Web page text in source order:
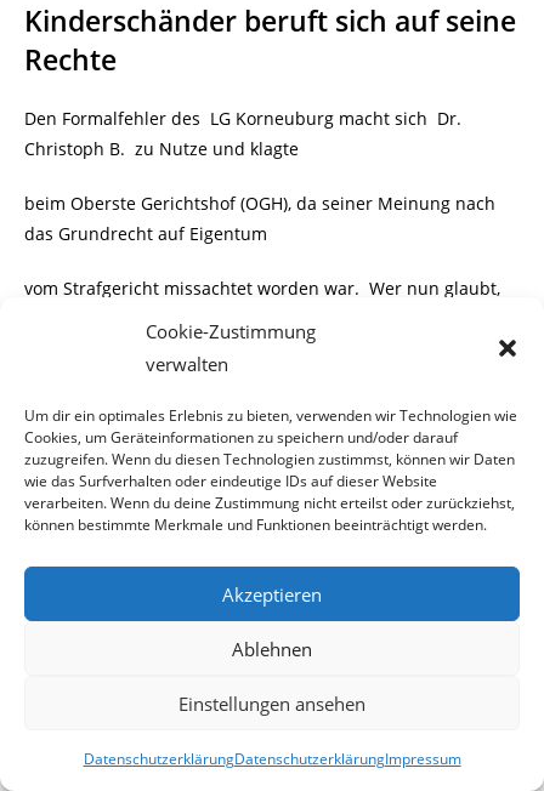
Cookie-Zustimmung
verwalten
Um dir ein optimales Erlebnis zu bieten, verwenden wir Technologien wie
Cookies, um Geräteinformationen zu speichern und/oder darauf
zuzugreifen. Wenn du diesen Technologien zustimmst, können wir Daten
wie das Surfverhalten oder eindeutige IDs auf dieser Website
verarbeiten. Wenn du deine Zustimmung nicht erteilst oder zurückziehst,
können bestimmte Merkmale und Funktionen beeinträchtigt werden.
Akzeptieren
Ablehnen
Einstellungen ansehen
DatenschutzerklärungDatenschutzerklärungImpressum
Kinderschänder beruft sich auf seine
Rechte
Den Formalfehler des LG Korneuburg macht sich Dr.
Christoph B. zu Nutze und klagte
beim Oberste Gerichtshof (OGH), da seiner Meinung nach
das Grundrecht auf Eigentum
vom Strafgericht missachtet worden war. Wer nun glaubt,
dass die Klage des verurteil-
ten Kinderschänders abgewiesen wurde, der befindet sich
Der Oberste Gerichtshof gab Dr. Christoph B. recht und
Grundrecht auf Eigentum verletzt wurde. Unter diesem
können Sie das OGH-Urteil